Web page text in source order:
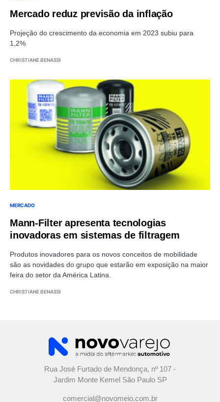
Mercado reduz previsão da inflação
Projeção do crescimento da economia em 2023 subiu para
1,2%
CHRISTIANE BENASSI
MERCADO
Mann-Filter apresenta tecnologias
inovadoras em sistemas de filtragem
Produtos inovadores para os novos conceitos de mobilidade
são as novidades do grupo que estarão em exposição na maior
feira do setor da América Latina.
CHRISTIANE BENASSI
Rua José Furtado de Mendonça, nº 107 -
Jardim Monte Kemel São Paulo SP
comercial@novomeio.com.br